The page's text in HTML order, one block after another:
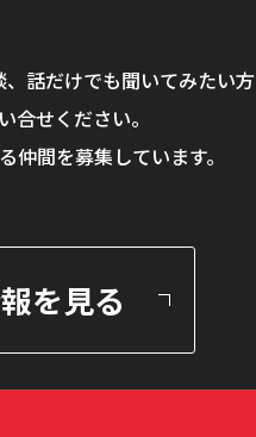
話だけでも聞いてみたい方
合せください。
仲間を募集しています。
を見る